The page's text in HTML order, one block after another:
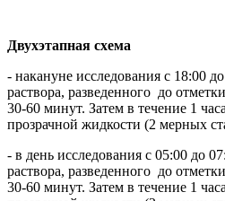
Двухэтапная схема
- накануне исследования с 18:00
раствора, разведенного до
30-60 минут. Затем в течение 1
прозрачной жидкости (2 мерных
- в день исследования с 05:00 до
раствора, разведенного до
30-60 минут. Затем в течение 1